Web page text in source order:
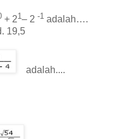
+ 21– 2 -1 adalah….
adalah....